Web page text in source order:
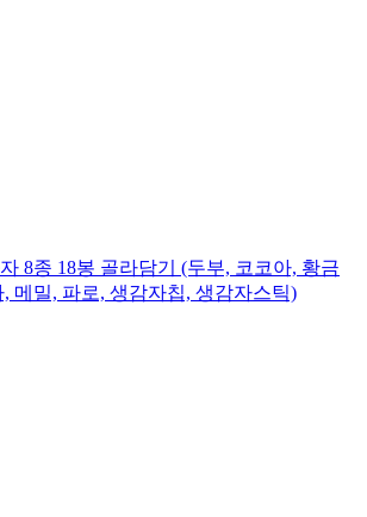
8종 18봉 골라담기 (두부, 코코아, 황금
메밀, 파로, 생감자칩, 생감자스틱)